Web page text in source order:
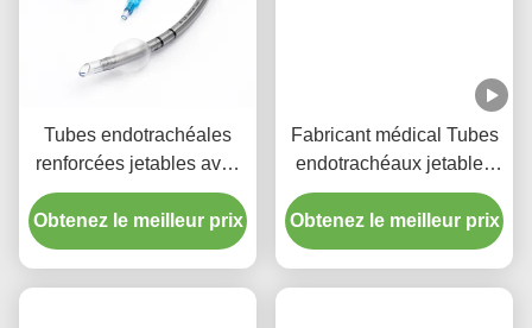
Tubes endotrachéales
renforcées jetables avec
port d'aspiration pour la
prévention de la VAP
Obtenez le meilleur prix
Fabricant médical Tubes
endotrachéaux jetables
renforcés sans DEHP
Obtenez le meilleur prix